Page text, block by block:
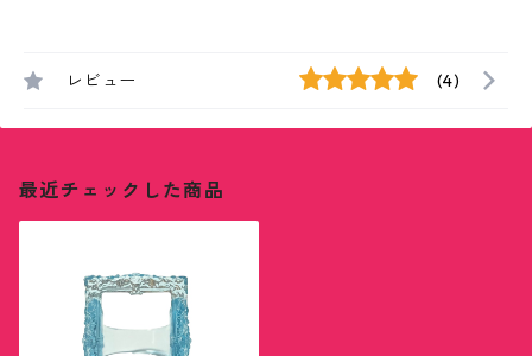
レビュー (4)
最近チェックした商品